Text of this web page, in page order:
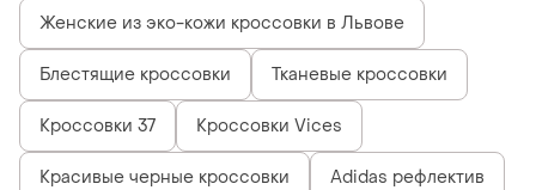
Женские из эко-кожи кроссовки в Львове
Блестящие кроссовки Тканевые кроссовки
Кроссовки 37 Кроссовки Vices
Красивые черные кроссовки Adidas рефлектив